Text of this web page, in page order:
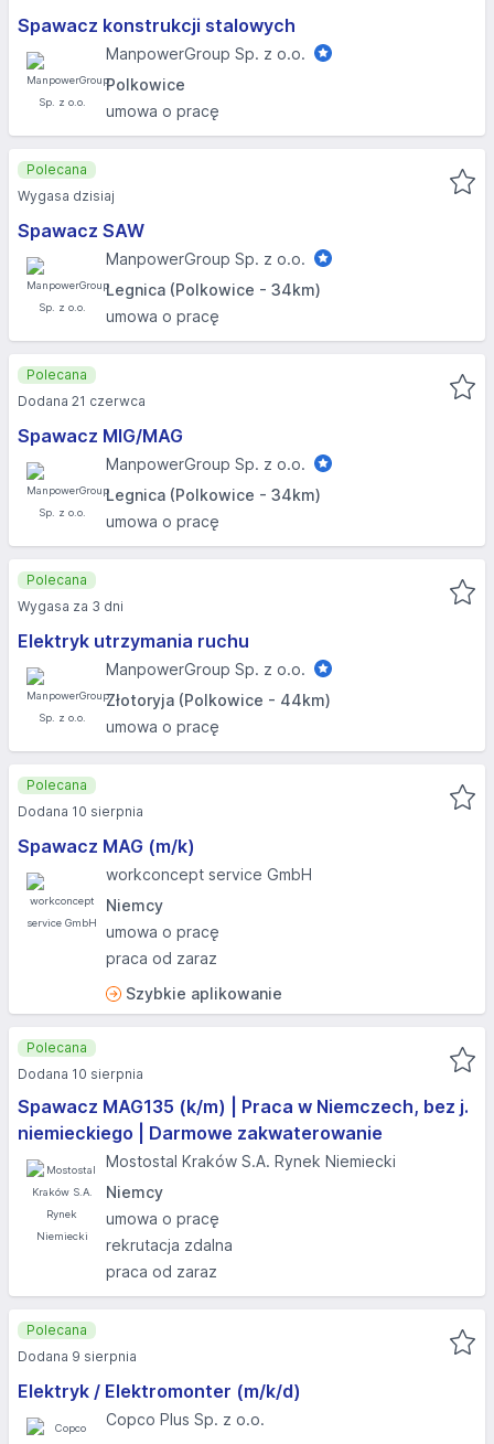
Spawacz konstrukcji stalowych
ManpowerGroup Sp. z o.o.
Polkowice
umowa o pracę
Spawacz SAW
ManpowerGroup Sp. z o.o.
Legnica (Polkowice - 34km)
umowa o pracę
Polecana
Wygasa dzisiaj
Spawacz MIG/MAG
ManpowerGroup Sp. z o.o.
Legnica (Polkowice - 34km)
umowa o pracę
Polecana
Dodana 21 czerwca
Elektryk utrzymania ruchu
ManpowerGroup Sp. z o.o.
Złotoryja (Polkowice - 44km)
umowa o pracę
Polecana
Wygasa za 3 dni
Spawacz MAG (m/k)
workconcept service GmbH
Niemcy
umowa o pracę
praca od zaraz
Szybkie aplikowanie
Polecana
Dodana 10 sierpnia
Spawacz MAG135 (k/m) | Praca w Niemczech, bez j.
niemieckiego | Darmowe zakwaterowanie
Mostostal Kraków S.A. Rynek Niemiecki
Niemcy
umowa o pracę
rekrutacja zdalna
praca od zaraz
Polecana
Dodana 10 sierpnia
Elektryk / Elektromonter (m/k/d)
Copco Plus Sp. z o.o.
Polecana
Dodana 9 sierpnia